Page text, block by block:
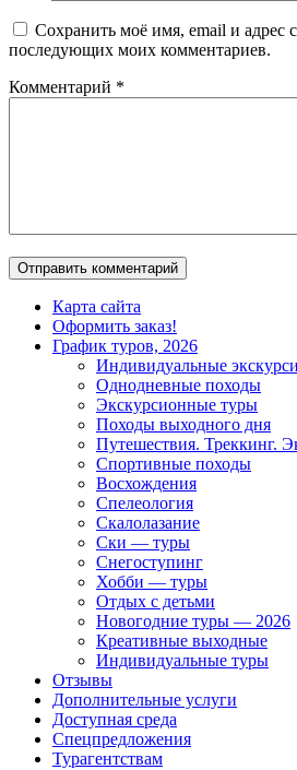
Сохранить моё имя, email и адрес
последующих моих комментариев.
Комментарий *
Карта сайта
Оформить заказ!
График туров, 2026
Индивидуальные
Однодневные походы
Экскурсионные туры
Походы выходного дня
Путешествия. Треккинг.
Спортивные походы
Восхождения
Спелеология
Скалолазание
Ски — туры
Снегоступинг
Хобби — туры
Отдых с детьми
Новогодние туры — 2026
Креативные выходные
Индивидуальные туры
Отзывы
Дополнительные услуги
Доступная среда
Спецпредложения
Турагентствам